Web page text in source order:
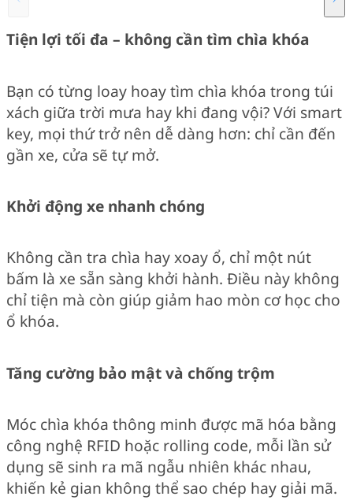
Tiện lợi tối đa – không cần tìm chìa khóa
Bạn có từng loay hoay tìm chìa khóa trong túi
xách giữa trời mưa hay khi đang vội? Với smart
key, mọi thứ trở nên dễ dàng hơn: chỉ cần đến
gần xe, cửa sẽ tự mở.
Khởi động xe nhanh chóng
Không cần tra chìa hay xoay ổ, chỉ một nút
bấm là xe sẵn sàng khởi hành. Điều này không
chỉ tiện mà còn giúp giảm hao mòn cơ học cho
ổ khóa.
Tăng cường bảo mật và chống trộm
Móc chìa khóa thông minh được mã hóa bằng
công nghệ RFID hoặc rolling code, mỗi lần sử
dụng sẽ sinh ra mã ngẫu nhiên khác nhau,
khiến kẻ gian không thể sao chép hay giải mã.